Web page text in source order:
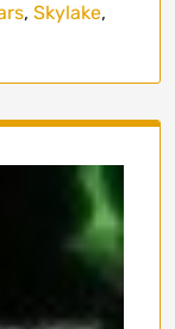
, Skylake,